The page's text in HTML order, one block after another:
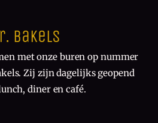
Bakels
met onze buren op nummer
Zij zijn dagelijks geopend
diner en café.